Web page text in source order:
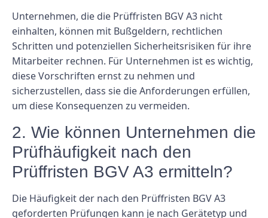
Unternehmen, die die Prüffristen BGV A3 nicht
einhalten, können mit Bußgeldern, rechtlichen
Schritten und potenziellen Sicherheitsrisiken für ihre
Mitarbeiter rechnen. Für Unternehmen ist es wichtig,
diese Vorschriften ernst zu nehmen und
sicherzustellen, dass sie die Anforderungen erfüllen,
um diese Konsequenzen zu vermeiden.
2. Wie können Unternehmen die
Prüfhäufigkeit nach den
Prüffristen BGV A3 ermitteln?
Die Häufigkeit der nach den Prüffristen BGV A3
geforderten Prüfungen kann je nach Gerätetyp und